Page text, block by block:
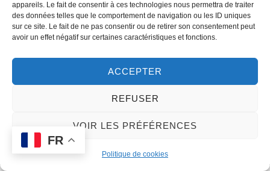
appareils. Le fait de consentir à ces technologies nous permettra de traiter
des données telles que le comportement de navigation ou les ID uniques
sur ce site. Le fait de ne pas consentir ou de retirer son consentement peut
avoir un effet négatif sur certaines caractéristiques et fonctions.
ACCEPTER
REFUSER
VOIR LES PRÉFÉRENCES
Politique de cookies
Copyright © 2026 Sainte Marie-Madeleine à Paris
FR